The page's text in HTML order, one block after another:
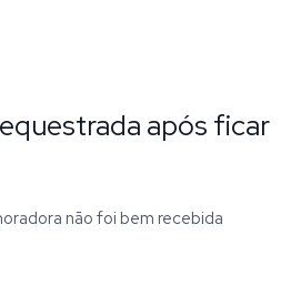
após ficar
não foi bem recebida